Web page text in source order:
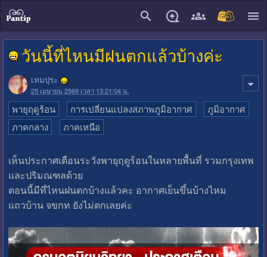
วันนี้ที่ไหนมีฝนตกแล้วบ้างค่ะ
เทมปุระ
25 เมษายน 2569 เวลา 13:21:04 น.
พายุฤดูร้อน การเปลี่ยนแปลงสภาพภูมิอากาศ
ภูมิอากาศ
ภาคกลาง
ภาคเหนือ
เห็นประกาศเตือนระวังพายุฤดูร้อนในหลายพื้นที่ รวมกรุงเทพ
และปริมณฑลด้วย
ตอนนี้มีที่ไหนฝนตกบ้างแล้วคะ อากาศเย็นขึ้นบ้างไหม
แถวบ้าน จขกท ยังไม่ตกเลยค่ะ
close